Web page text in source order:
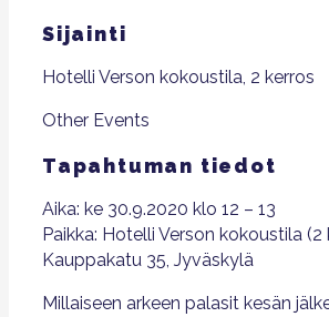
Sijainti
Hotelli Verson kokoustila, 2 kerros
Other Events
Tapahtuman tiedot
Aika: ke 30.9.2020 klo 12 – 13
Paikka: Hotelli Verson kokoustila (2
Kauppakatu 35, Jyväskylä
Millaiseen arkeen palasit kesän